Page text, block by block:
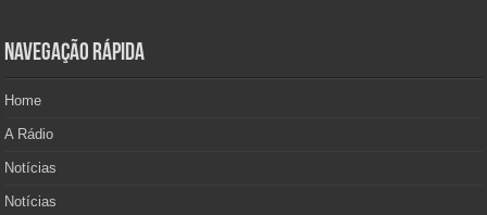
Navegação Rápida
Home
A Rádio
Notícias
Notícias